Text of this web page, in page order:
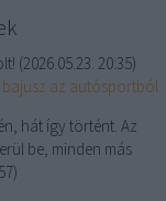
(2026.05.23. 20:35)
bajusz az autósportból
hát így történt. Az
be, minden más
)